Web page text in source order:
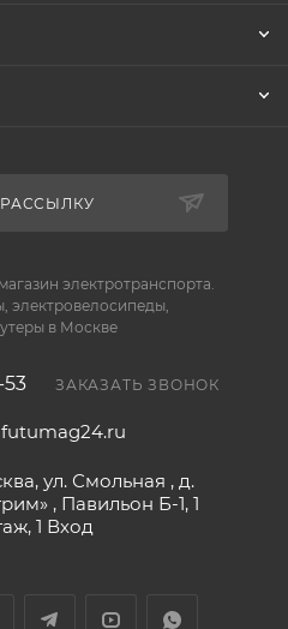
электротранспорта.
электровелосипеды,
в Москве
53 ЗАКАЗАТЬ ЗВОНОК
ул. Смольная , д.
, Павильон Б-1, 1
1 Вход